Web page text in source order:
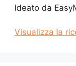
Ideato da
Visualizza la